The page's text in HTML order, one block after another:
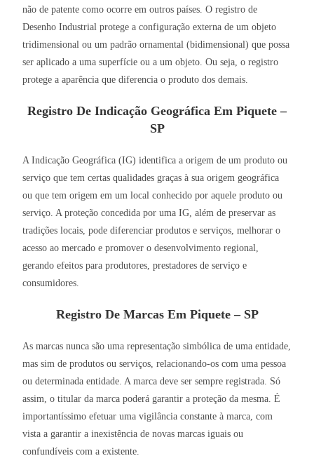
não de patente como ocorre em outros países. O registro de
Desenho Industrial protege a configuração externa de um objeto
tridimensional ou um padrão ornamental (bidimensional) que possa
ser aplicado a uma superfície ou a um objeto. Ou seja, o registro
protege a aparência que diferencia o produto dos demais.
Registro De Indicação Geográfica Em Piquete –
SP
A Indicação Geográfica (IG) identifica a origem de um produto ou
serviço que tem certas qualidades graças à sua origem geográfica
ou que tem origem em um local conhecido por aquele produto ou
serviço. A proteção concedida por uma IG, além de preservar as
tradições locais, pode diferenciar produtos e serviços, melhorar o
acesso ao mercado e promover o desenvolvimento regional,
gerando efeitos para produtores, prestadores de serviço e
consumidores.
Registro De Marcas Em Piquete – SP
As marcas nunca são uma representação simbólica de uma entidade,
mas sim de produtos ou serviços, relacionando-os com uma pessoa
ou determinada entidade. A marca deve ser sempre registrada. Só
assim, o titular da marca poderá garantir a proteção da mesma. É
importantíssimo efetuar uma vigilância constante à marca, com
vista a garantir a inexistência de novas marcas iguais ou
confundíveis com a existente.